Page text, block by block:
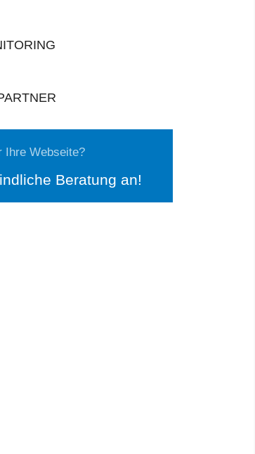
Ihre Webseite?
Beratung an!